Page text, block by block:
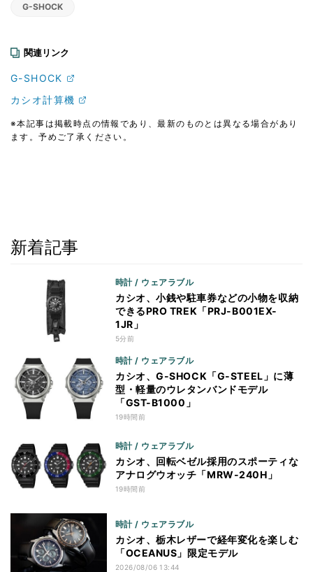
G-SHOCK
関連リンク
G-SHOCK
カシオ計算機
※本記事は掲載時点の情報であり、最新のものとは異なる場合があり
ます。予めご了承ください。
新着記事
時計 / ウェアラブル
カシオ、小銭や駐車券などの小物を収納
できるPRO TREK「PRJ-B001EX-
1JR」
5分前
時計 / ウェアラブル
カシオ、G-SHOCK「G-STEEL」に薄
型・軽量のウレタンバンドモデル
「GST-B1000」
19時間前
時計 / ウェアラブル
カシオ、回転ベゼル採用のスポーティな
アナログウオッチ「MRW-240H」
19時間前
時計 / ウェアラブル
カシオ、栃木レザーで経年変化を楽しむ
「OCEANUS」限定モデル
2026/08/06 13:44